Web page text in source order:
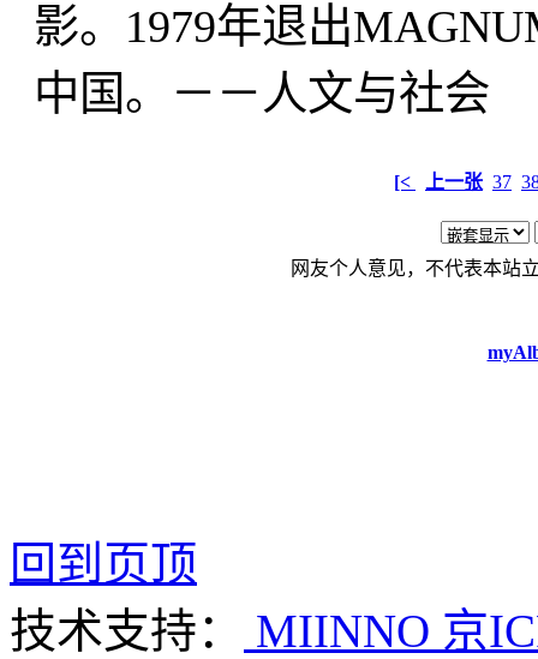
影。1979年退出
中国。－－人文与社会
[< 上一张 37
网友个人意见，不代表本站
回到页顶
技术支持：
MIINNO 京